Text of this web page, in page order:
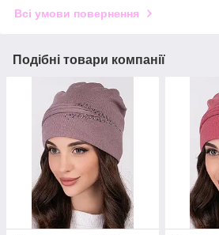
Всі умови повернення
Подібні товари компанії